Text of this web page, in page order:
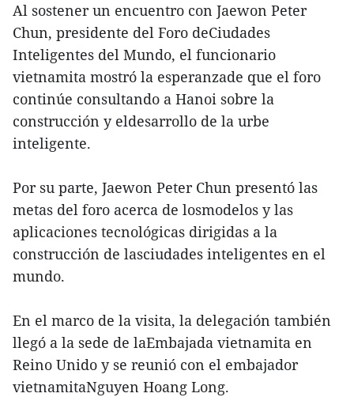
Al sostener un encuentro con Jaewon Peter
Chun, presidente del Foro deCiudades
Inteligentes del Mundo, el funcionario
vietnamita mostró la esperanzade que el foro
continúe consultando a Hanoi sobre la
construcción y eldesarrollo de la urbe
inteligente.
Por su parte, Jaewon Peter Chun presentó las
metas del foro acerca de losmodelos y las
aplicaciones tecnológicas dirigidas a la
construcción de lasciudades inteligentes en el
mundo.
En el marco de la visita, la delegación también
llegó a la sede de laEmbajada vietnamita en
Reino Unido y se reunió con el embajador
vietnamitaNguyen Hoang Long.